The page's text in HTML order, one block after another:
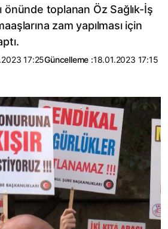
önünde toplanan Öz Sağlık-İş
zam yapılması için
17:25Güncelleme :18.01.2023 17:15